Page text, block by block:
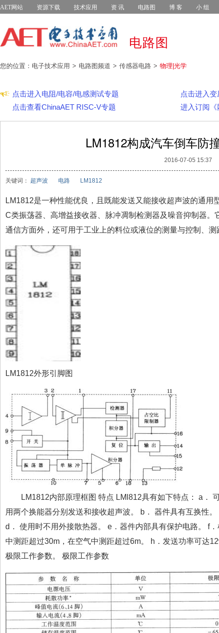
AET网站 资源下载 技术应用 资 讯 电路图 博 客 小 组
电路图
您的位置：电子技术应用 电路图频道 传感器电路 物理|光学
点击进入电阻/电容/电感测试专题
点击进入
点击查看ChinaAET RISC-V专题
进入订阅
LM1812构成汽车倒车防
2016-07-05 15:37
关键词： 超声波 电路 LM1812
LM1812是一种性能优良，且既能发送又能接收超声波的通
C类振荡器、高增益接收器、脉冲凋制检测器及噪音抑制器
通信方面外，还可用于工业上的料位或液位的测量与控制、
LM1812外形引脚图
LM1812内部原理框图 特点 LMl812具有如下特点： a．
用两个换能器分别发送和接收超声波。 b． 器件具有互换性
d． 使用时不用外接散热器。 e．器件内部具有保护电路。 f
中测距超过30m，在空气中测距超过6m。 h．发送功率可达
极限工作参数。 极限工作参数